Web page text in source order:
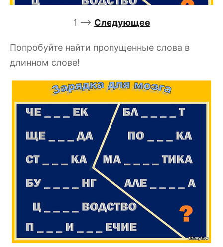
1 –> Следующее
Попробуйте найти пропущенные слова в
длинном слове!